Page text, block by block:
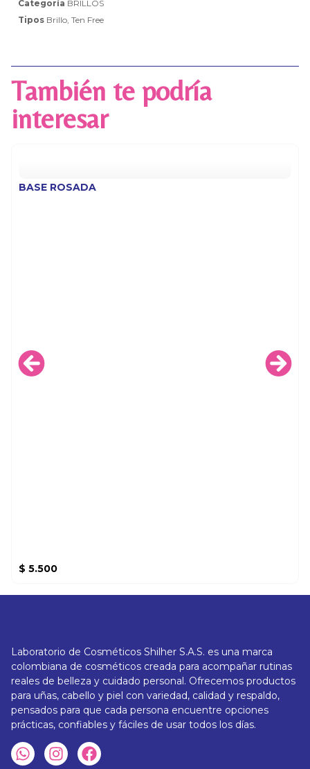
Categoría BRILLOS
Tipos Brillo, Ten Free
También te podría
interesar
BASE ROSADA
$ 5.500
Laboratorio de Cosméticos Shilher S.A.S. es una marca
colombiana de cosméticos creada para acompañar rutinas
reales de belleza y cuidado personal. Ofrecemos productos
para uñas, cabello y piel con variedad, calidad y respaldo,
pensados para que cada persona encuentre opciones
prácticas, confiables y fáciles de usar todos los días.